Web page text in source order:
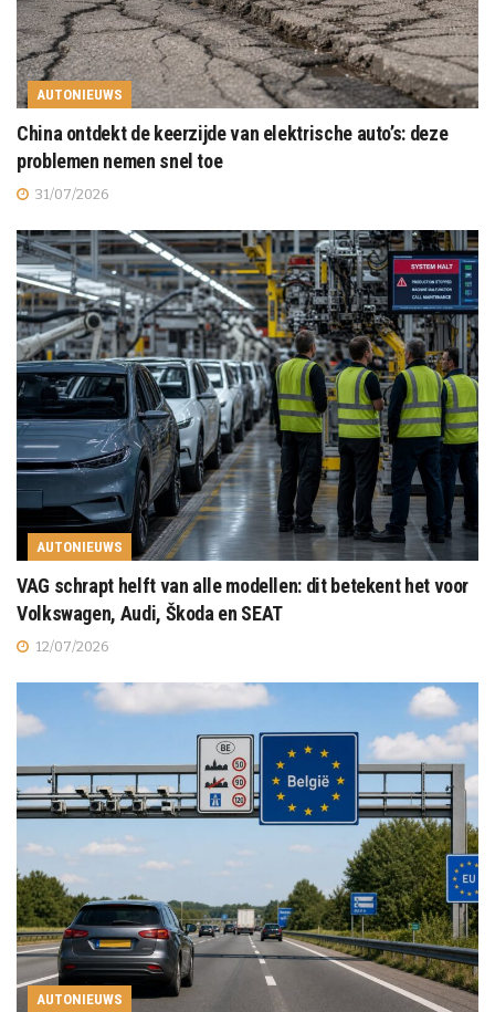
AUTONIEUWS
China ontdekt de keerzijde van elektrische auto’s: deze
problemen nemen snel toe
31/07/2026
AUTONIEUWS
VAG schrapt helft van alle modellen: dit betekent het voor
Volkswagen, Audi, Škoda en SEAT
12/07/2026
AUTONIEUWS